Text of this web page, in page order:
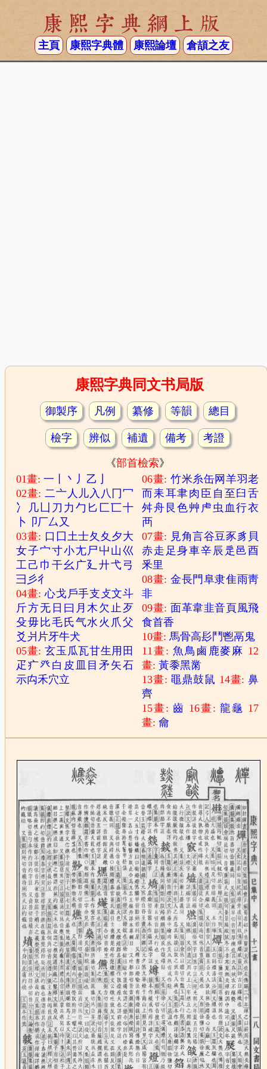
康熙字典網上版
主頁 康熙字典體 康熙論壇 倉頡之友
康熙字典同文书局版
御製序 凡例 纂修 等韻 總目
檢字 辨似 補遺 備考 考證
《部首檢索》
01畫:一 丶 丿 乙
02畫:二亠 人 儿入 八 冂冖
冫
几 凵 刀 力 勹 匕 匚匸十
卜
卩厂厶 又
03畫: 口 囗 土士夂 夊 夕大
女子宀寸小尢尸 屮 山巛
工 己 巾 干幺 广廴廾弋弓
彐 彡彳
04畫:心戈 戶手支 攴文斗
斤方无 日 曰 月木 欠止 歹
殳毋 比毛 氏气水 火 爪父
爻 爿 片牙牛犬
05畫:玄玉 瓜瓦甘生用 田
疋 疒癶 白 皮 目矛 矢石
示禸禾穴立
06畫: 竹米糸缶网 羊羽老
而耒耳聿肉 臣 自 至 臼舌
舛舟 艮色艸 虍 虫 血行衣
襾
07畫: 見角言谷豆豕豸 貝
赤走 足身車辛辰 辵 邑酉
釆里
08畫: 金長門 阜隶隹雨靑
非
09畫: 面革韋韭音頁風飛
食首香
10畫:馬骨高髟 鬥鬯鬲 鬼
11畫: 魚鳥 鹵 鹿麥 麻 12
畫:黃黍黑黹
13畫: 黽鼎鼓鼠 14畫:鼻
齊
15畫:齒 16畫:龍龜 17
畫:龠